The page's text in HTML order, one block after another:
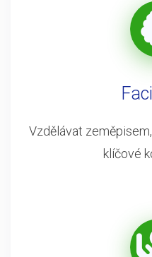
Vzdělávat
klíčové